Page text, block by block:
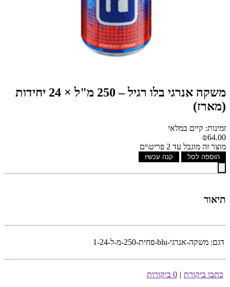
משקה אנרגי בלו רגיל – 250 מ"ל × 24 יחידות
(מארז)
זמינות: קיים במלאי
₪64.00
מוצר זה מוגבל עד 2 פריט\ים
הוספה לסל קנה עכשיו
תיאור
דגם: משקה-אנרגי-blu-פחית-250-מ-ל-1-24
כתבו ביקורת | 0 ביקורות